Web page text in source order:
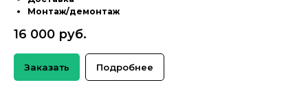
Монтаж/демонтаж
16 000 руб.
Заказать Подробнее